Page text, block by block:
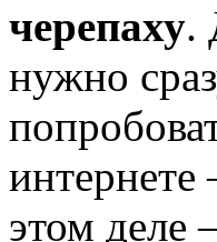
черепаху.
нужно
этом деле